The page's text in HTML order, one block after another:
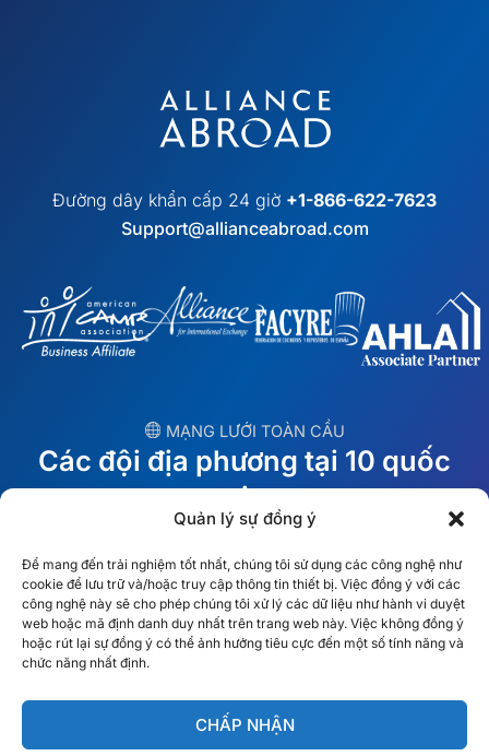
Quản lý sự đồng ý
Để mang đến trải nghiệm tốt nhất, chúng tôi sử dụng các công nghệ như
cookie để lưu trữ và/hoặc truy cập thông tin thiết bị. Việc đồng ý với các
công nghệ này sẽ cho phép chúng tôi xử lý các dữ liệu như hành vi duyệt
web hoặc mã định danh duy nhất trên trang web này. Việc không đồng ý
hoặc rút lại sự đồng ý có thể ảnh hưởng tiêu cực đến một số tính năng và
chức năng nhất định.
CHẤP NHẬN
Đường dây khẩn cấp 24 giờ +1-866-622-7623
Support@allianceabroad.com
︎ MẠNG LƯỚI TOÀN CẦU
Các đội địa phương tại 10 quốc
gia
MỸ
Dubai
México
España
Ireland
Ba Lan
Úc
S. Châu Phi